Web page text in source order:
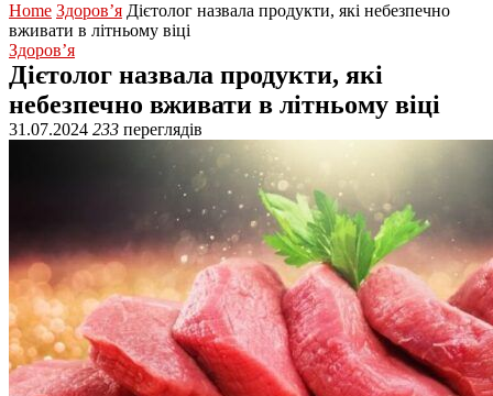
Home Здоров’я Дієтолог назвала продукти, які небезпечно
вживати в літньому віці
Здоров’я
Дієтолог назвала продукти, які
небезпечно вживати в літньому віці
31.07.2024 233 переглядів